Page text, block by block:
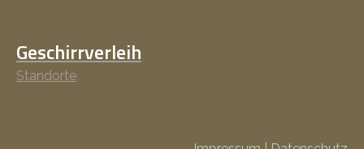
Geschirrverleih
Standorte